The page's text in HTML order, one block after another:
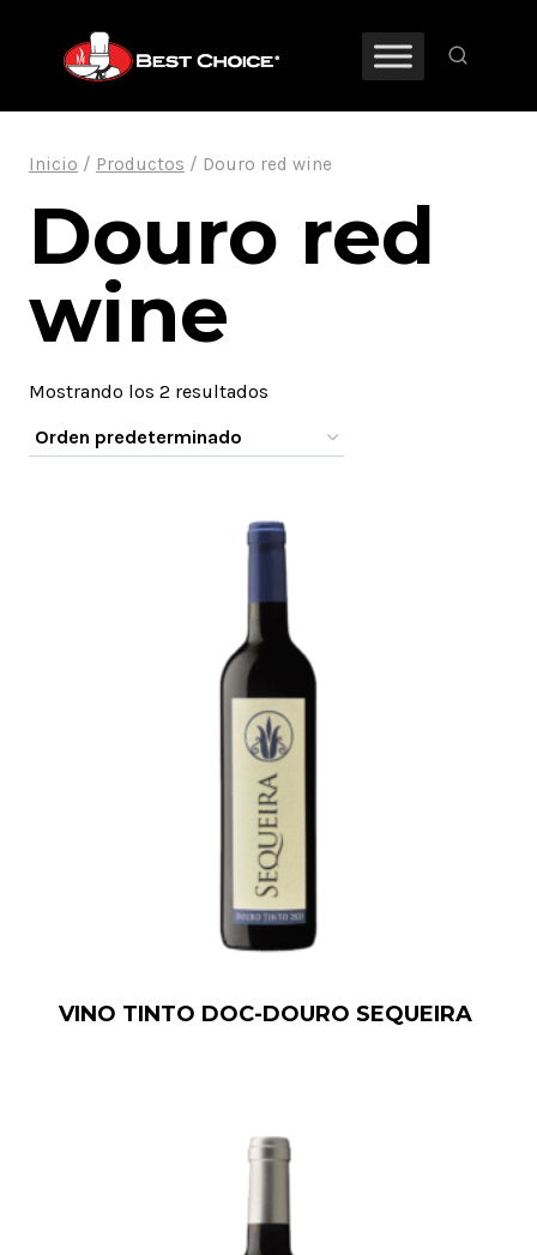
contenido
Inicio / Productos / Douro red wine
Douro red
wine
Mostrando los 2 resultados
VINO TINTO DOC-DOURO SEQUEIRA